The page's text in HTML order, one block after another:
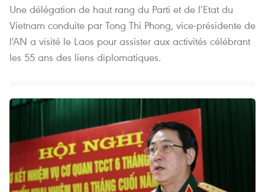
Une délégation de haut rang du Parti et de l’Etat du
Vietnam conduite par Tong Thi Phong, vice-présidente de
l'AN a visité le Laos pour assister aux activités célébrant
les 55 ans des liens diplomatiques.